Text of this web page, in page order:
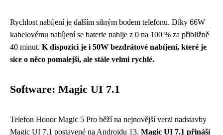
Rychlost nabíjení je dalším silným bodem telefonu. Díky 66W
kabelovému nabíjení se baterie nabije z 0 na 100 % za přibližně
40 minut. K dispozici je i 50W bezdrátové nabíjení, které je
sice o něco pomalejší, ale stále velmi rychlé.
Software: Magic UI 7.1
Telefon Honor Magic 5 Pro běží na nejnovější verzi nadstavby
Magic UI 7.1 postavené na Androidu 13. Magic UI 7.1 přináší